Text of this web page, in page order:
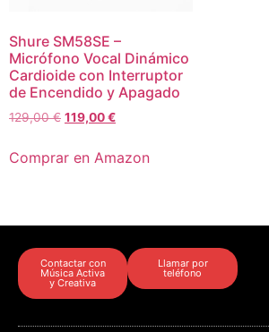
Shure SM58SE –
Micrófono Vocal Dinámico
Cardioide con Interruptor
de Encendido y Apagado
129,00€ 119,00€
Comprar en Amazon
Contactar con
Música Activa
y Creativa
Llamar por
teléfono